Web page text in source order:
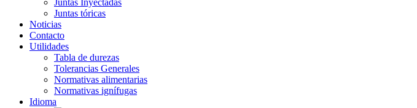
Juntas Inyectadas
Juntas tóricas
Noticias
Contacto
Utilidades
Tabla de durezas
Tolerancias Generales
Normativas alimentarias
Normativas ignífugas
Idioma